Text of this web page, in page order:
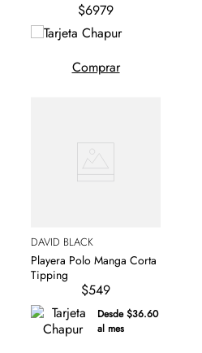
$6979
Comprar
DAVID BLACK
Playera Polo Manga Corta
Tipping
$549
Desde $36.60
al mes